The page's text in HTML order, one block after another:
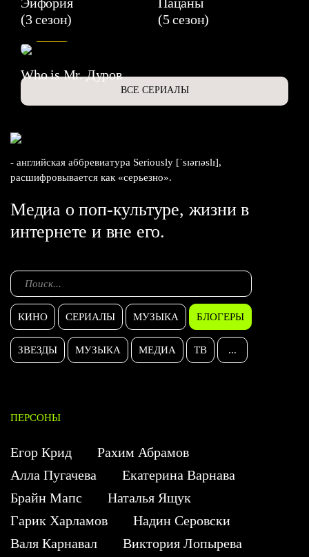
(3 сезон)
(5 сезон)
Who is Mr. Дуров
ВСЕ СЕРИАЛЫ
- английская аббревиатура Seriously [ˈsɪərɪəslɪ],
расшифровывается как «серьезно».
Медиа о поп-культуре, жизни в
интернете и вне его.
КИНО СЕРИАЛЫ МУЗЫКА БЛОГЕРЫ
ЗВЕЗДЫ МУЗЫКА МЕДИА ТВ ...
ПЕРСОНЫ
Егор Крид
Рахим Абрамов
Алла Пугачева
Екатерина Варнава
Брайн Мапс
Наталья Ящук
Гарик Харламов
Надин Серовски
Валя Карнавал
Виктория Лопырева